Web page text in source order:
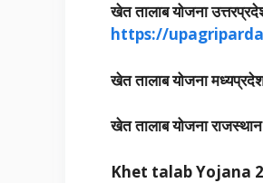
खेत तालाब योजना
https://
खेत तालाब योजना
खेत तालाब योजना
Khet talab Yojana